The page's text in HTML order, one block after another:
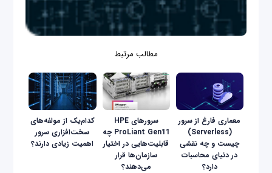
مطالب مرتبط
معماری فارغ از سرور
(Serverless)
چیست و چه نقشی
در دنیای محاسبات
دارد؟
سرورهای HPE
ProLiant Gen11 چه
قابلیت‌هایی در اختیار
سازمان‌ها قرار
می‌دهند؟
کدام‌یک از مولفه‌های
سخت‌افزاری سرور
اهمیت زیادی دارند؟